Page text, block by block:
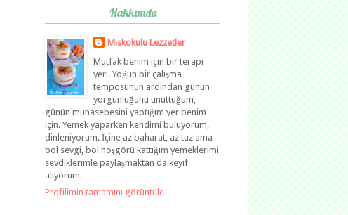
Hakkımda
Miskokulu Lezzetler
Mutfak benim için bir terapi
yeri. Yoğun bir çalışma
temposunun ardından günün
yorgunluğunu unuttuğum,
günün muhasebesini yaptığım yer benim
için. Yemek yaparken kendimi buluyorum,
dinleniyorum. İçine az baharat, az tuz ama
bol sevgi, bol hoşgörü kattığım yemeklerimi
sevdiklerimle paylaşmaktan da keyif
alıyorum.
Profilimin tamamını görüntüle